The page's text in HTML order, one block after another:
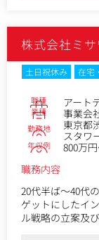
株式会社ミサ
土日祝休み 在宅
職種 アート
業種 事業会
勤務地
東京都
スタワ
年収例
800万
職務内容
20代半ば～40代
ゲットにしたイ
ル戦略の立案及